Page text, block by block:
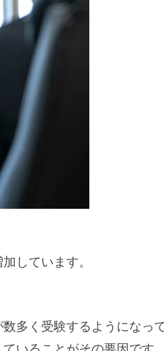
しています。
多く受験するようになっ